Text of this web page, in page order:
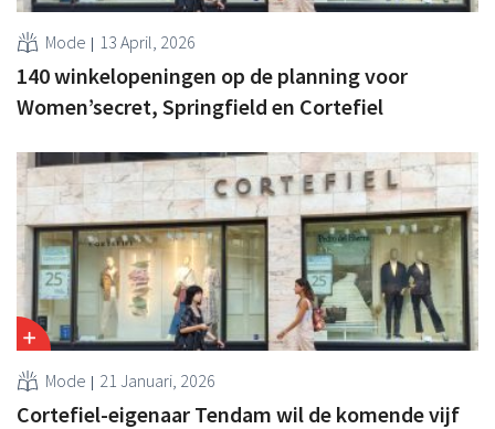
Mode 13 April, 2026
140 winkelopeningen op de planning voor
Women’secret, Springfield en Cortefiel
Mode 21 Januari, 2026
Cortefiel-eigenaar Tendam wil de komende vijf